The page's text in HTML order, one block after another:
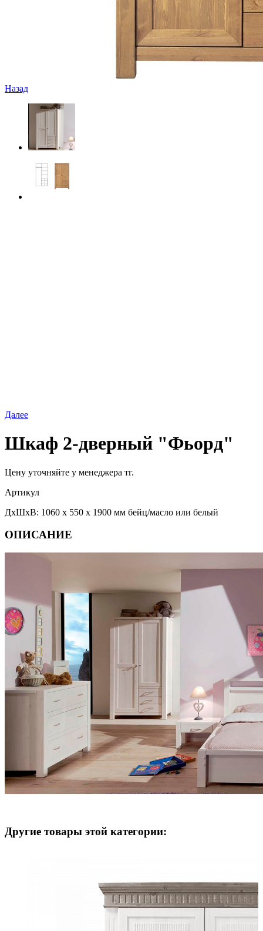
Назад
Далее
Шкаф 2-дверный "Фьорд"
Цену уточняйте у менеджера тг.
Артикул
ДхШхВ: 1060 х 550 х 1900 мм бейц/масло или белый
ОПИСАНИЕ
Другие товары этой категории: